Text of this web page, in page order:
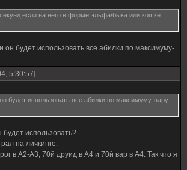
если на него в форме эльфа/быка или кошке
он будет использовать все абилки по максимуму-
5:30:57]
будет использовать все абилки по максимуму-вару
будет использовать?
на личкинге.
в А2-А3, 70й друид в А4 и 70й вар в А4. Так что я